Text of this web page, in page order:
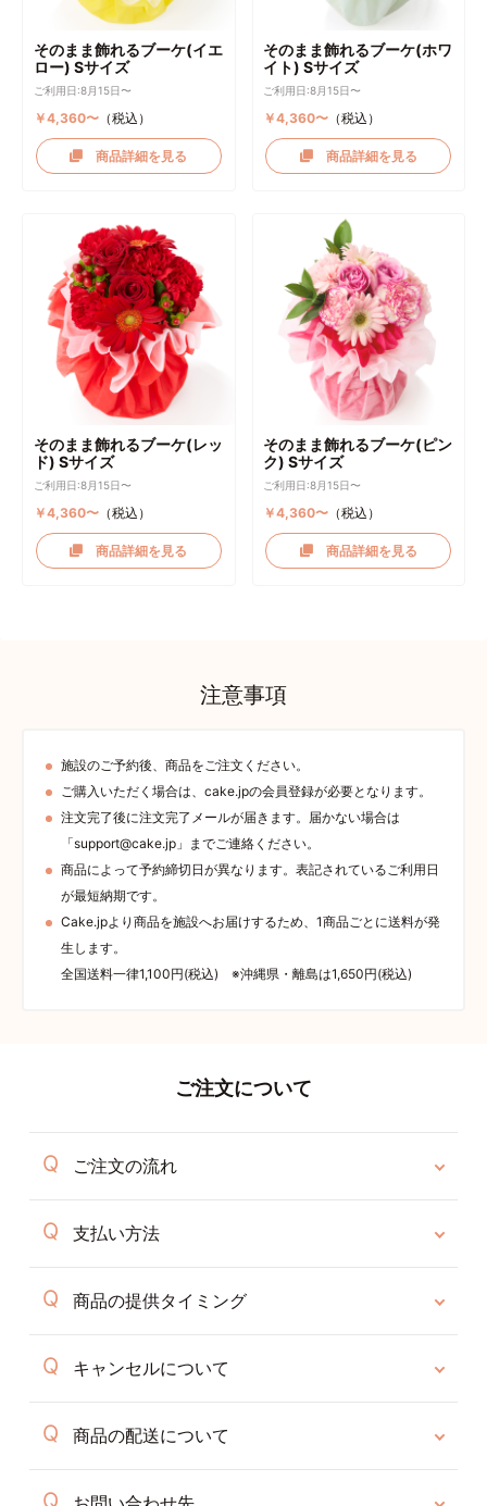
そのまま飾れるブーケ(イエ
ロー) Sサイズ
ご利用日:8月15日〜
￥4,360〜（税込）
商品詳細を見る
そのまま飾れるブーケ(ホワ
イト) Sサイズ
ご利用日:8月15日〜
￥4,360〜 （税込）
商品詳細を見る
そのまま飾れるブーケ(レッ
ド) Sサイズ
ご利用日:8月15日〜
￥4,360〜（税込）
商品詳細を見る
そのまま飾れるブーケ(ピン
ク) Sサイズ
ご利用日:8月15日〜
￥4,360〜 （税込）
商品詳細を見る
注意事項
施設のご予約後、商品をご注文ください。
ご購入いただく場合は、cake.jpの会員登録が必要となります。
注文完了後に注文完了メールが届きます。届かない場合は
「support@cake.jp」までご連絡ください。
商品によって予約締切日が異なります。表記されているご利用日
が最短納期です。
Cake.jpより商品を施設へお届けするため、1商品ごとに送料が発
生します。
全国送料一律1,100円(税込) ※沖縄県・離島は1,650円(税込)
ご注文について
ご注文の流れ
支払い方法
商品の提供タイミング
キャンセルについて
商品の配送について